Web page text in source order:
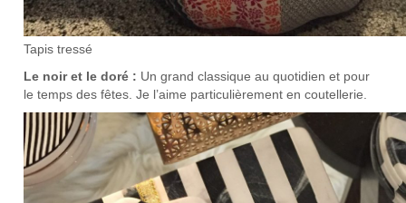
Tapis tressé
Le noir et le doré : Un grand classique au quotidien et pour
le temps des fêtes. Je l’aime particulièrement en coutellerie.